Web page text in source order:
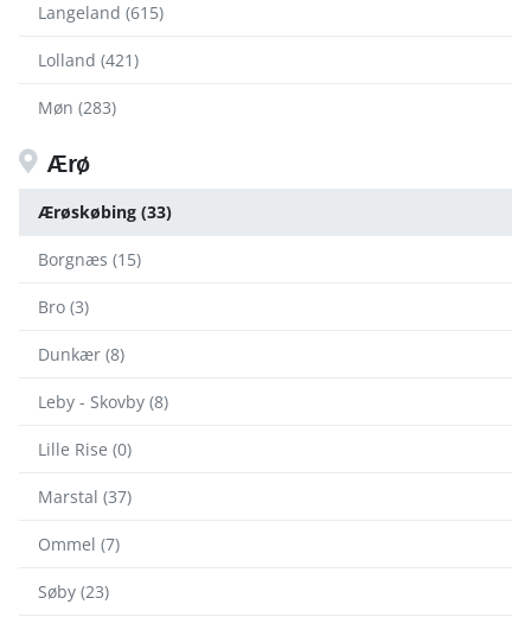
Langeland (615)
Lolland (421)
Møn (283)
Ærø
Ærøskøbing (33)
Borgnæs (15)
Bro (3)
Dunkær (8)
Leby - Skovby (8)
Lille Rise (0)
Marstal (37)
Ommel (7)
Søby (23)